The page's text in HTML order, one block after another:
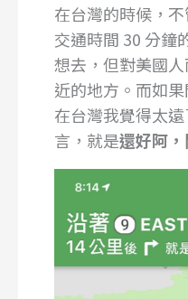
在台灣的時候，
交通時間 30 分鐘
想去，但對美國
近的地方。而如
在台灣我覺得太
言，就是還好阿